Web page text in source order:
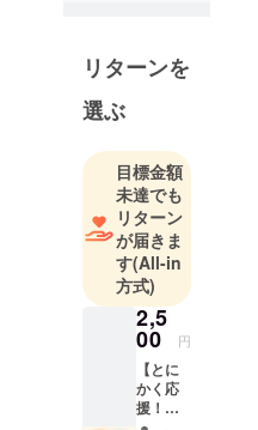
向け職業体
験イベント
の開催
績
令和5年12月
2日しご
とーーいん
くin秋田港
（参加児童
20名、ボラ
ンティア50
令和6年9月
16日しご
リターンを
選ぶ
目標金額
未達でも
リターン
が届きま
す(All-in
方式)
2,5
00 円
【とに
かく応
援！